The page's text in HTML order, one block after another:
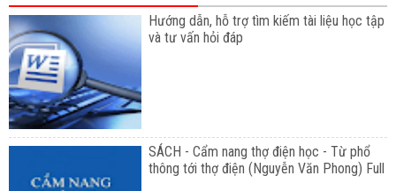
Hướng dẫn, hỗ trợ tìm kiếm tài liệu học tập
và tư vấn hỏi đáp
SÁCH - Cẩm nang thợ điện học - Từ phổ
thông tới thợ điện (Nguyễn Văn Phong) Full